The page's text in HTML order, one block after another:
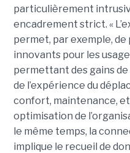
particulièrement
encadrement strict. «
permet, par exemple,
innovants pour les
permettant des gains
de l’expérience du
confort, maintenance,
optimisation de
le même temps, la
implique le recueil de